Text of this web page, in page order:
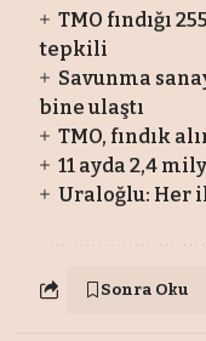
TMO fındığı
tepkili
Savunma
bine ulaştı
TMO, fındık
11 ayda 2,4
Uraloğlu: Her
Sonra Oku